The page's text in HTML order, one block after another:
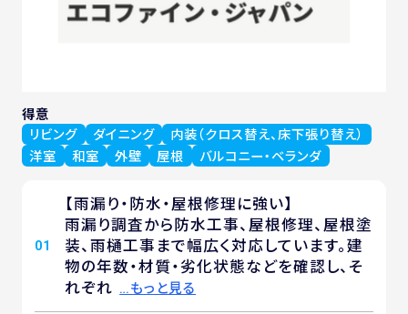
得意
リビング
ダイニング
内装（クロス替え、床下張り替え）
洋室
和室 外壁 屋根 バルコニー・ベランダ
01
【雨漏り・防水・屋根修理に強い】
雨漏り調査から防水工事、屋根修理、屋根塗
装、雨樋工事まで幅広く対応しています。建
物の年数・材質・劣化状態などを確認し、そ
れぞれ …もっと見る